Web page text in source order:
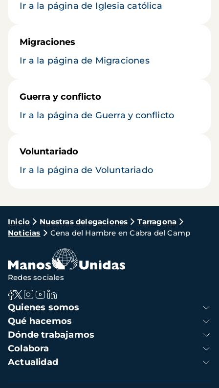
Ir a la página de Iglesia católica
Migraciones
Ir a la página de Migraciones
Guerra y conflicto
Ir a la página de Guerra y conflicto
Voluntariado
Ir a la página de Voluntariado
Ruta
de
navegación
Inicio Nuestras delegaciones
Tarragona
Noticias
Cena del Hambre en Cabra del Camp
Navegación
principal
Quienes somos
Qué hacemos
Dónde trabajamos
Colabora
Actualidad
Redes sociales